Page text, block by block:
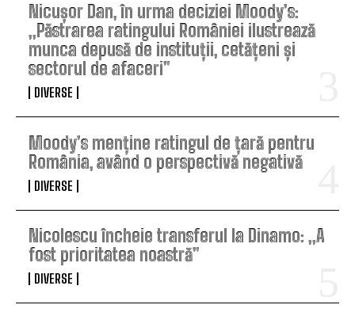
Nicușor Dan, în urma deciziei Moody’s:
„Păstrarea ratingului României ilustrează
munca depusă de instituții, cetățeni și
sectorul de afaceri”
DIVERSE
Moody’s menține ratingul de țară pentru
România, având o perspectivă negativă
DIVERSE
Nicolescu încheie transferul la Dinamo: „A
fost prioritatea noastră”
DIVERSE